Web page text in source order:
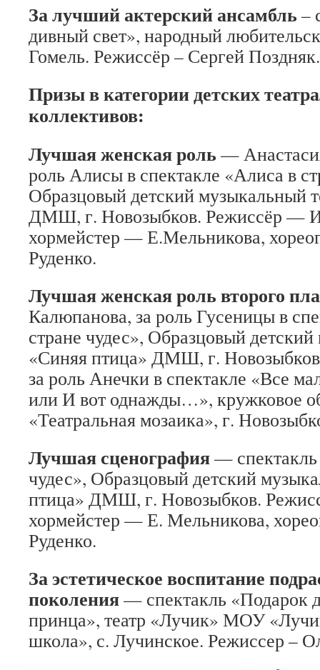
За лучший актерский ансамбль –
дивный свет», народный
Гомель. Режиссёр – Сергей Поздняк.
Призы в категории детских
коллективов:
Лучшая женская роль —
роль Алисы в спектакле «Алиса в
Образцовый детский музыкальный
ДМШ, г. Новозыбков. Режиссёр —
хормейстер — Е.Мельникова,
Руденко.
Лучшая женская роль второго
Калюпанова, за роль Гусеницы в
стране чудес», Образцовый
«Синяя птица» ДМШ, г.
за роль Анечки в спектакле «Все
или И вот однажды…», кружковое
«Театральная мозаика», г.
Лучшая сценография—
чудес», Образцовый детский
птица» ДМШ, г. Новозыбков.
хормейстер — Е. Мельникова,
Руденко.
За эстетическое воспитание
поколения— спектакль «Подарок
принца», театр «Лучик» МОУ
школа», с. Лучинское. Режиссер –